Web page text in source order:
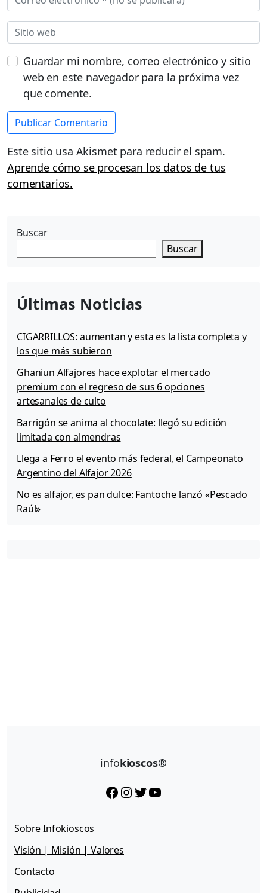
Guardar mi nombre, correo electrónico y sitio
web en este navegador para la próxima vez
que comente.
Este sitio usa Akismet para reducir el spam.
Aprende cómo se procesan los datos de tus
comentarios.
Buscar
Buscar
Últimas Noticias
CIGARRILLOS: aumentan y esta es la lista completa y
los que más subieron
Ghaniun Alfajores hace explotar el mercado
premium con el regreso de sus 6 opciones
artesanales de culto
Barrigón se anima al chocolate: llegó su edición
limitada con almendras
Llega a Ferro el evento más federal, el Campeonato
Argentino del Alfajor 2026
No es alfajor, es pan dulce: Fantoche lanzó «Pescado
Raúl»
infokioscos®
Facebook InstagramTwitter YouTube
Sobre Infokioscos
Visión | Misión | Valores
Contacto